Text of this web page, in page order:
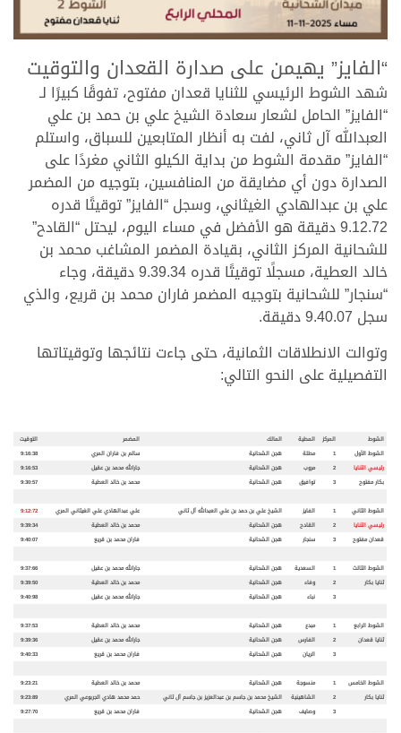
>
“الفايز” يهيمن على صدارة القعدان والتوقيت
شهد الشوط الرئيسي للثنايا قعدان مفتوح، تفوقًا كبيرًا لـ
“الفايز” الحامل لشعار سعادة الشيخ علي بن حمد بن علي
العبدالله آل ثاني، لفت به أنظار المتابعين للسباق، واستلم
“الفايز” مقدمة الشوط من بداية الكيلو الثاني مغردًا على
الصدارة دون أي مضايقة من المنافسين، بتوجيه من المضمر
علي بن عبدالهادي الغيثاني، وسجل “الفايز” توقيتًا قدره
9.12.72 دقيقة هو الأفضل في مساء اليوم، ليحتل “القادح”
للشحانية المركز الثاني، بقيادة المضمر المشاغب محمد بن
خالد العطية، مسجلًا توقيتًا قدره 9.39.34 دقيقة، وجاء
“سنجار” للشحانية بتوجيه المضمر فاران محمد بن قريع، والذي
سجل 9.40.07 دقيقة.
وتوالت الانطلاقات الثمانية، حتى جاءت نتائجها وتوقيتاتها
التفصيلية على النحو التالي:
الشوط المركز المطية المالك المضمر
التوقيت
الشوط الأول
1 مطلة هجن الشحانية سالم بن فاران المري
9:16:38
رئيسي الثنايا
2 مروب هجن الشحانية جارالله محمد بن عقيل
9:16:53
بكار مفتوح
3 توافيق هجن الشحانية محمد بن خالد العطية 9:30:57
الشوط الثاني 1 الفايز الشيخ علي بن حمد بن علي العبدالله آل ثاني علي عبدالهادي علي الغيثاني المري
9:12:72
رئيسي الثنايا
2 القادح هجن الشحانية محمد بن خالد العطية
9:39:34
قعدان مفتوح
3 سنجار هجن الشحانية فاران محمد بن قريع 9:40:07
الشوط الثالث 1 السعدية هجن الشحانية جارالله محمد بن عقيل
9:37:66
ثنايا بكار
2 وفاء هجن الشحانية محمد بن خالد العطية
9:39:50
3
نباء هجن الشحانية جارالله محمد بن عقيل 9:40:98
الشوط الرابع 1 مبدع هجن الشحانية محمد بن خالد العطية
9:37:53
ثنايا قعدان
2 الفارس هجن الشحانية جارالله محمد بن عقيل
9:39:36
3
الريان هجن الشحانية فاران محمد بن قريع 9:40:33
الشوط الخامس 1 منسوجة هجن الشحانية محمد بن خالد العطية
9:23:21
ثنايا بكار
2 الشاهينية الشيخ محمد بن جاسم بن عبدالعزيز بن جاسم آل ثاني حمد محمد هادي الجربوعي المري
9:23:89
3
وصايف هجن الشحانية فاران محمد بن قريع 9:27:70